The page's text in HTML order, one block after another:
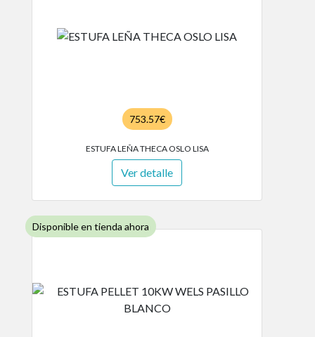
753.57€
ESTUFA LEÑA THECA OSLO LISA
Ver detalle
Disponible en tienda ahora